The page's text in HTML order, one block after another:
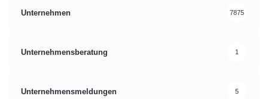
Unternehmen 7875
Unternehmensberatung 1
Unternehmensmeldungen 5